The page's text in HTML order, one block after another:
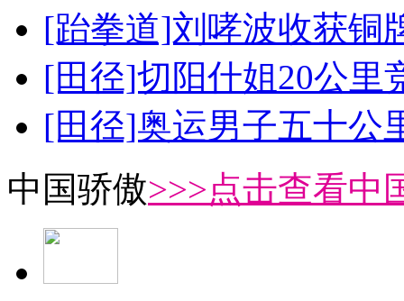
[跆拳道]刘哮波收获铜
[田径]切阳什姐20公里
[田径]奥运男子五十公
中国骄傲>>>点击查看中